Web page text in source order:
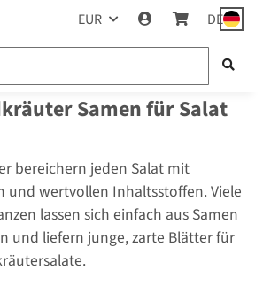
EUR DE
Samen für Salat
bereichern jeden Salat mit
und wertvollen Inhaltsstoffen. Viele
lassen sich einfach aus Samen
und liefern junge, zarte Blätter für